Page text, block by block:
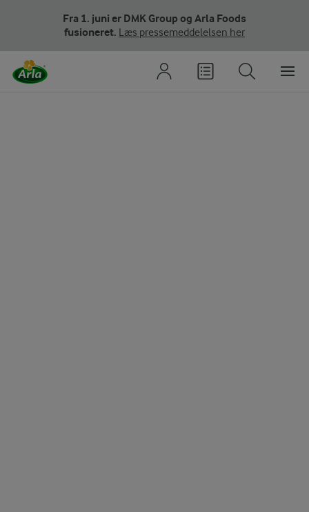
Fra 1. juni er DMK Group og Arla Foods
fusioneret. Læs pressemeddelelsen her